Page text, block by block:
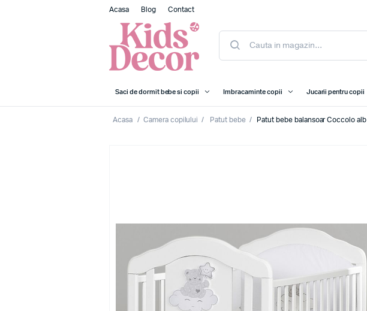
Acasa Blog Contact
Saci de dormit bebe si copii Imbracaminte copii Jucarii pentru copii
Acasa / Camera copilului / Patut bebe / Patut bebe balansoar Coccolo alb